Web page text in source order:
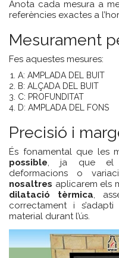
Anota cada mesura a
referències exactes a
Mesurament
Fes aquestes mesures:
A: AMPLADA DEL BUIT
B: ALÇADA DEL BUIT
C: PROFUNDITAT
D: AMPLADA DEL FONS
Precisió i
És fonamental que les
possible, ja que el
deformacions o
nosaltres aplicarem els
dilatació tèrmica,
correctament i
material durant l’ús.